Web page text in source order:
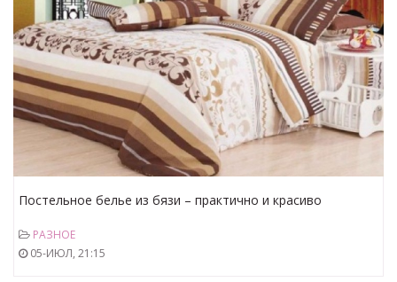
Постельное белье из бязи – практично и красиво
РАЗНОЕ
05-ИЮЛ, 21:15